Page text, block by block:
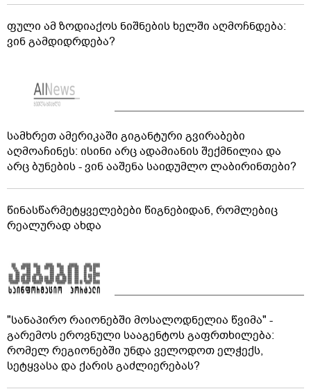
ფული ამ ზოდიაქოს ნიშნების ხელში აღმოჩნდება:
ვინ გამდიდრდება?
სამხრეთ ამერიკაში გიგანტური გვირაბები
აღმოაჩინეს: ისინი არც ადამიანის შექმნილია და
არც ბუნების - ვინ ააშენა საიდუმლო ლაბირინთები?
წინასწარმეტყველებები წიგნებიდან, რომლებიც
რეალურად ახდა
"სანაპირო რაიონებში მოსალოდნელია წვიმა" -
გარემოს ეროვნული სააგენტოს გაფრთხილება:
რომელ რეგიონებში უნდა ველოდოთ ელჭექს,
სეტყვასა და ქარის გაძლიერებას?